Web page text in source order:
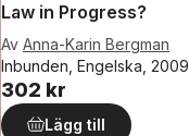
Law in Progress?
Av Anna-Karin Bergman
Inbunden, Engelska, 2009
302 kr
Lägg till